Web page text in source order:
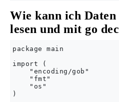
Wie kann ich
lesen und mit go
package main
import (
    "encoding/gob"
    "fmt"
    "os"
)